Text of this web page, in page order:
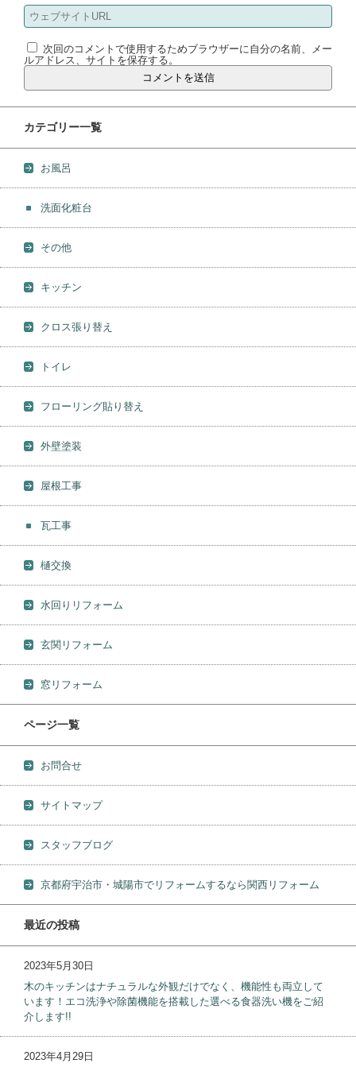
次回のコメントで使用するためブラウザーに自分の名前、メー
ルアドレス、サイトを保存する。
カテゴリー一覧
お風呂
洗面化粧台
その他
キッチン
クロス張り替え
トイレ
フローリング貼り替え
外壁塗装
屋根工事
瓦工事
樋交換
水回りリフォーム
玄関リフォーム
窓リフォーム
ページ一覧
お問合せ
サイトマップ
スタッフブログ
京都府宇治市・城陽市でリフォームするなら関西リフォーム
最近の投稿
2023年5月30日
木のキッチンはナチュラルな外観だけでなく、機能性も両立して
います！エコ洗浄や除菌機能を搭載した選べる食器洗い機をご紹
介します!!
2023年4月29日